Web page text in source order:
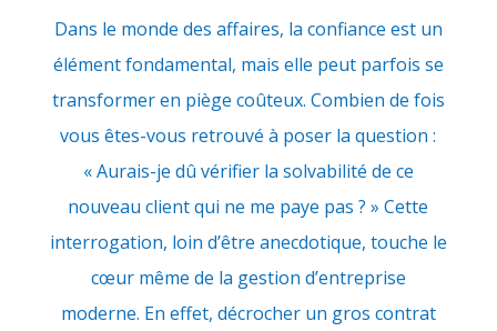
Dans le monde des affaires, la confiance est un
élément fondamental, mais elle peut parfois se
transformer en piège coûteux. Combien de fois
vous êtes-vous retrouvé à poser la question :
« Aurais-je dû vérifier la solvabilité de ce
nouveau client qui ne me paye pas ? » Cette
interrogation, loin d’être anecdotique, touche le
cœur même de la gestion d’entreprise
moderne. En effet, décrocher un gros contrat